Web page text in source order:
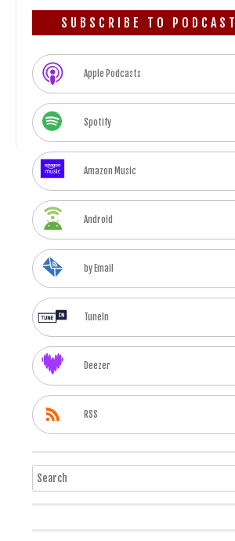
SUBSCRIBE TO PODCAST
Apple Podcasts
Spotify
Amazon Music
Android
by Email
TuneIn
Deezer
RSS
Search